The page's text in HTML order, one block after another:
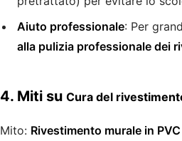
Aiuto professionale: Per
alla pulizia professionale dei
4. Miti su Cura del
Mito: Rivestimento murale in PVC